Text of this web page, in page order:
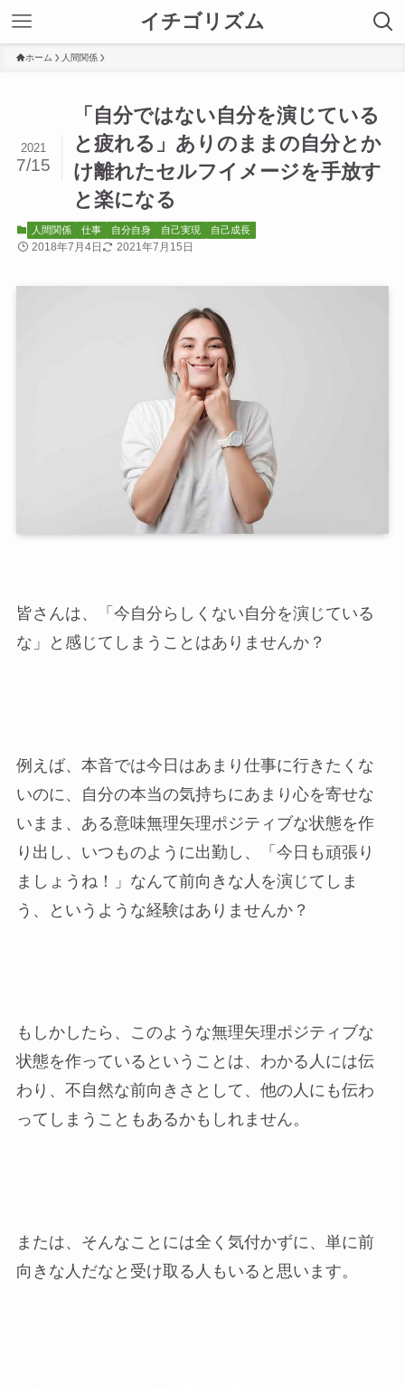
イチゴリズム
ホーム 人間関係
「自分ではない自分を演じている
と疲れる」ありのままの自分とか
け離れたセルフイメージを手放す
と楽になる
2021
7/15
人間関係 仕事 自分自身 自己実現 自己成長
2018年7月4日 2021年7月15日
皆さんは、「今自分らしくない自分を演じている
な」と感じてしまうことはありませんか？
例えば、本音では今日はあまり仕事に行きたくな
いのに、自分の本当の気持ちにあまり心を寄せな
いまま、ある意味無理矢理ポジティブな状態を作
り出し、いつものように出勤し、「今日も頑張り
ましょうね！」なんて前向きな人を演じてしま
う、というような経験はありませんか？
もしかしたら、このような無理矢理ポジティブな
状態を作っているということは、わかる人には伝
わり、不自然な前向きさとして、他の人にも伝わ
ってしまうこともあるかもしれません。
または、そんなことには全く気付かずに、単に前
向きな人だなと受け取る人もいると思います。